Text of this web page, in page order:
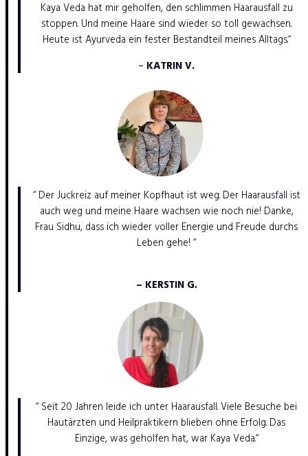
Kaya Veda hat mir geholfen, den schlimmen Haarausfall zu
stoppen. Und meine Haare sind wieder so toll gewachsen.
Heute ist Ayurveda ein fester Bestandteil meines Alltags.“
– KATRIN V.
“ Der Juckreiz auf meiner Kopfhaut ist weg. Der Haarausfall ist
auch weg und meine Haare wachsen wie noch nie! Danke,
Frau Sidhu, dass ich wieder voller Energie und Freude durchs
Leben gehe! “
– KERSTIN G.
“ Seit 20 Jahren leide ich unter Haarausfall. Viele Besuche bei
Hautärzten und Heilpraktikern blieben ohne Erfolg. Das
Einzige, was geholfen hat, war Kaya Veda.“